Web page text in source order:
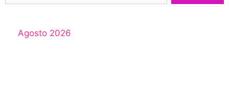
Agosto 2026